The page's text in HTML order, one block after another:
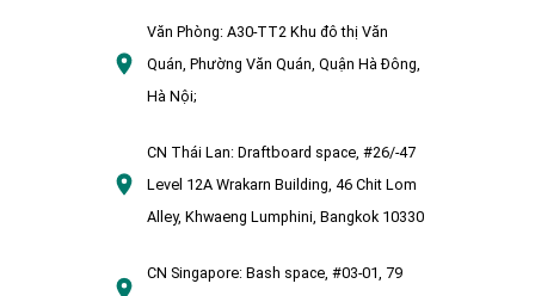
Văn Phòng:A30-TT2 Khu đô thị Văn
Quán, Phường Văn Quán, Quận Hà Đông,
Hà Nội;
CN Thái Lan: Draftboard space, #26/-47
Level 12A Wrakarn Building, 46 Chit Lom
Alley, Khwaeng Lumphini, Bangkok 10330
CN Singapore: Bash space, #03-01, 79